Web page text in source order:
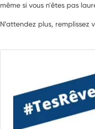
même si vous n'êtes pas
N’attendez plus,